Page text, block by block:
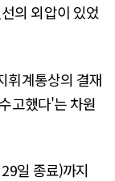
의 외압이 있었
휘계통상의 결재
고했다'는 차원
일 종료)까지